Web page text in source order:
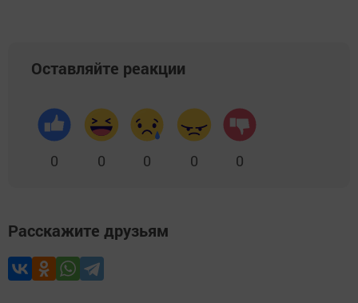
Оставляйте реакции
0 0 0 0 0
Расскажите друзьям